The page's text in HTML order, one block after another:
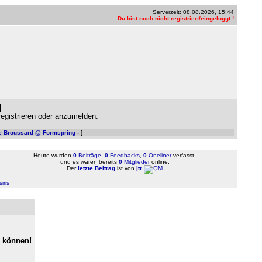
Serverzeit: 08.08.2026, 15:44
Du bist noch nicht registriert/eingeloggt !
oder anzumelden.
Broussard @ Formspring- ]
Heute wurden 0 Beiträge 0 Feedbacks 0 Onelinerverfasst,
und es waren bereits 0Mitgliederonline.
Derletzte Beitrag ist von jtr
können!